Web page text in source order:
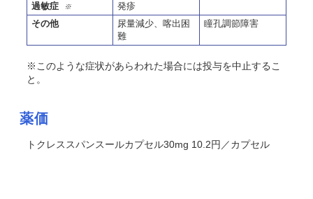
過敏症
※
発疹
その他
尿量減少、喀出困
難
瞳孔調節障害
※このような症状があらわれた場合には投与を中止するこ
と。
薬価
トクレススパンスールカプセル30mg 10.2円／カプセル